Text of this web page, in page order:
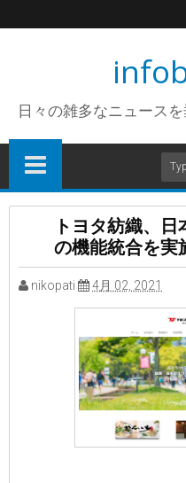
日々の雑多なニュース
トヨタ紡織、
の機能統合を実
nikopati 4月 02, 2021